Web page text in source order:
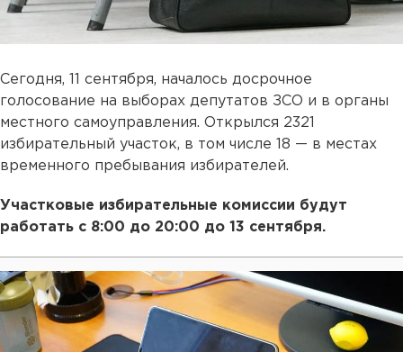
Сегодня, 11 сентября, началось досрочное
голосование на выборах депутатов ЗСО и в органы
местного самоуправления. Открылся 2321
избирательный участок, в том числе 18 — в местах
временного пребывания избирателей.
Участковые избирательные комиссии будут
работать с 8:00 до 20:00 до 13 сентября.